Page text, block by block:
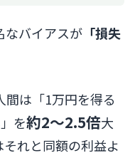
なバイアスが 「損失
は「1万円を得る
を約2〜2.5倍大
れと同額の利益よ